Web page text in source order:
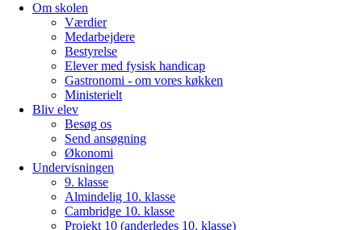
Om skolen
Værdier
Medarbejdere
Bestyrelse
Elever med fysisk handicap
Gastronomi - om vores køkken
Ministerielt
Bliv elev
Besøg os
Send ansøgning
Økonomi
Undervisningen
9. klasse
Almindelig 10. klasse
Cambridge 10. klasse
Projekt 10 (anderledes 10. klasse)